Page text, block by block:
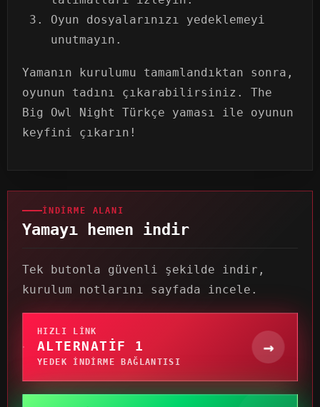
Oyun dosyalarınızı yedeklemeyi
unutmayın.
Yamanın kurulumu tamamlandıktan sonra,
oyunun tadını çıkarabilirsiniz. The
Big Owl Night Türkçe yaması ile oyunun
keyfini çıkarın!
İNDIRME ALANI
Yamayı hemen indir
Tek butonla güvenli şekilde indir,
kurulum notlarını sayfada incele.
HIZLI LINK
ALTERNATIF 1
YEDEK INDIRME BAĞLANTISI
→